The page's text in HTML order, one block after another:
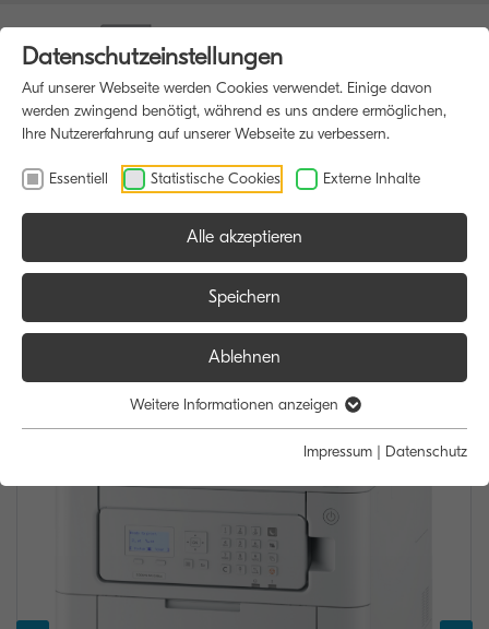
Datenschutzeinstellungen
Auf unserer Webseite werden Cookies verwendet. Einige davon
werden zwingend benötigt, während es uns andere ermöglichen,
Ihre Nutzererfahrung auf unserer Webseite zu verbessern.
Essentiell Statistische Cookies Externe Inhalte
Alle akzeptieren
Speichern
Ablehnen
Weitere Informationen anzeigen
Impressum | Datenschutz